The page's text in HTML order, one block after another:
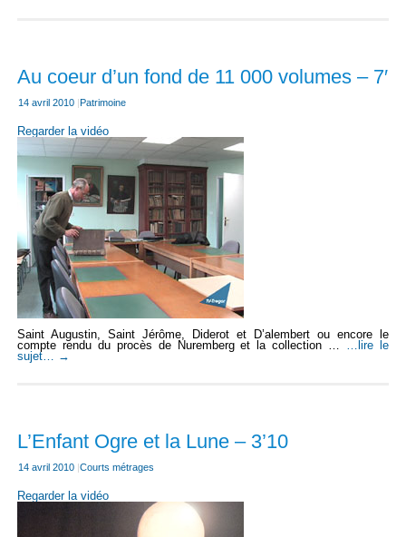
Au coeur d’un fond de 11 000 volumes – 7′
14 avril 2010 |Patrimoine
Regarder la vidéo
Saint Augustin, Saint Jérôme, Diderot et D’alembert ou encore le
compte rendu du procès de Nuremberg et la collection … …lire le
sujet… →
L’Enfant Ogre et la Lune – 3’10
14 avril 2010 |Courts métrages
Regarder la vidéo